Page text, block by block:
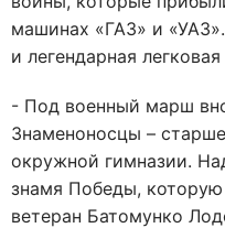
машинах «ГАЗ» и
и легендарная
- Под военный марш
Знаменоносцы –
окружной гимназии.
знамя Победы,
ветеран Батомунко